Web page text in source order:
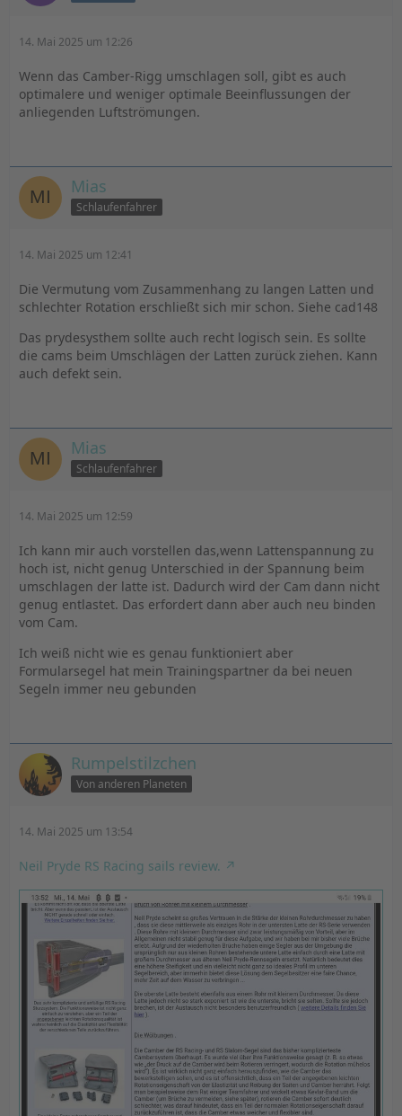
14. Mai 2025 um 12:26
Wenn das Camber-Rigg umschlagen soll, gibt es auch
optimalere und weniger optimale Beeinflussungen der
anliegenden Luftströmungen.
Mias
Schlaufenfahrer
14. Mai 2025 um 12:41
Die Vermutung vom Zusammenhang zu langen Latten und
schlechter Rotation erschließt sich mir schon. Siehe cad148
Das prydesysthem sollte auch recht logisch sein. Es sollte
die cams beim Umschlägen der Latten zurück ziehen. Kann
auch defekt sein.
Mias
Schlaufenfahrer
14. Mai 2025 um 12:59
Ich kann mir auch vorstellen das,wenn Lattenspannung zu
hoch ist, nicht genug Unterschied in der Spannung beim
umschlagen der latte ist. Dadurch wird der Cam dann nicht
genug entlastet. Das erfordert dann aber auch neu binden
vom Cam.
Ich weiß nicht wie es genau funktioniert aber
Formularsegel hat mein Trainingspartner da bei neuen
Segeln immer neu gebunden
Rumpelstilzchen
Von anderen Planeten
14. Mai 2025 um 13:54
Neil Pryde RS Racing sails review.